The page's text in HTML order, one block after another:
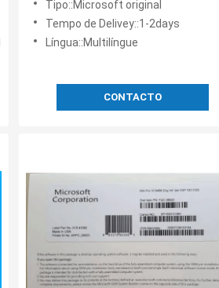
Tipo::Microsoft original
Tempo de Delivey::1-2days
Língua::Multilíngue
CONTACTO